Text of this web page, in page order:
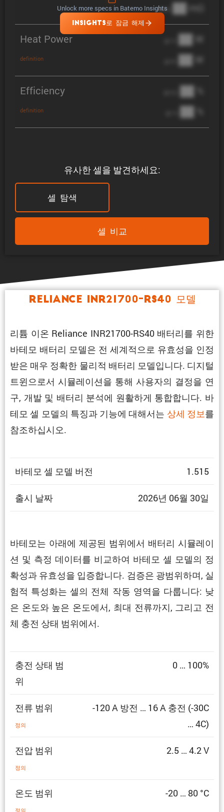
유사한 셀을 발견하세요:
셀 탐색
셀 비교
DCIR ██ mΩ
Heat Power
definition
██ W
██ W
Efficiency
definition
██ %
██ %
Unlock more specs in Batemo Insights
INSIGHTS로 잠금 해제
Reliance INR21700-RS40 모델
리튬 이온 Reliance INR21700-RS40 배터리를 위한
바테모 배터리 모델은 전 세계적으로 유효성을 인정
받은 매우 정확한 물리적 배터리 모델입니다. 디지털
트윈으로서 시뮬레이션을 통해 사용자의 결정을 연
구, 개발 및 배터리 분석에 원활하게 통합합니다. 바
테모 셀 모델의 특징과 기능에 대해서는 상세 정보를
참조하십시오.
바테모 셀 모델 버전 1.515
출시 날짜 2026년 06월 30일
바테모는 아래에 제공된 범위에서 배터리 시뮬레이
션 및 측정 데이터를 비교하여 바테모 셀 모델의 정
확성과 유효성을 입증합니다. 검증은 광범위하며, 실
험적 특성화는 셀의 전체 작동 영역을 다룹니다: 낮
은 온도와 높은 온도에서, 최대 전류까지, 그리고 전
체 충전 상태 범위에서.
충전 상태 범
위
0 … 100%
전류 범위
정의
-120 A 방전 … 16 A 충전 (-30C
… 4C)
전압 범위
정의
2.5 … 4.2 V
온도 범위
정의
-20 … 80 °C